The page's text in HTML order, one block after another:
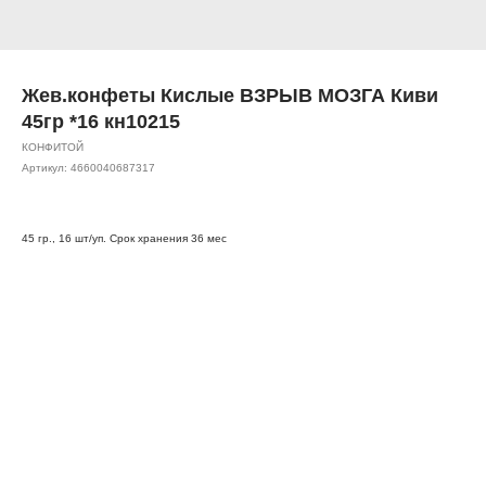
Жев.конфеты Кислые ВЗРЫВ МОЗГА Киви
45гр *16 кн10215
КОНФИТОЙ
Артикул: 4660040687317
45 гр., 16 шт/уп. Срок хранения 36 мес